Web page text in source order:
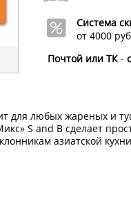
Система
от 4000
Почтой или ТК-
для любых жареных и
S and B сделает
азиатской